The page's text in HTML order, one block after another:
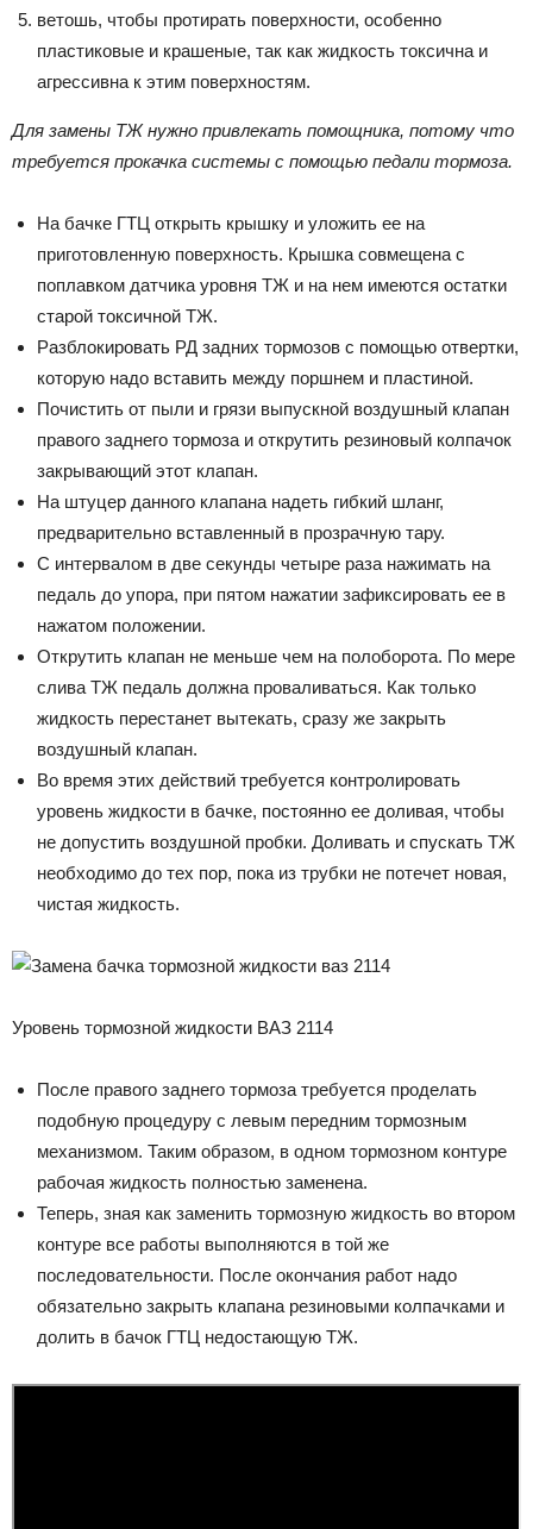
ветошь, чтобы протирать поверхности, особенно
пластиковые и крашеные, так как жидкость токсична и
агрессивна к этим поверхностям.
Для замены ТЖ нужно привлекать помощника, потому что
требуется прокачка системы с помощью педали тормоза.
На бачке ГТЦ открыть крышку и уложить ее на
приготовленную поверхность. Крышка совмещена с
поплавком датчика уровня ТЖ и на нем имеются остатки
старой токсичной ТЖ.
Разблокировать РД задних тормозов с помощью отвертки,
которую надо вставить между поршнем и пластиной.
Почистить от пыли и грязи выпускной воздушный клапан
правого заднего тормоза и открутить резиновый колпачок
закрывающий этот клапан.
На штуцер данного клапана надеть гибкий шланг,
предварительно вставленный в прозрачную тару.
С интервалом в две секунды четыре раза нажимать на
педаль до упора, при пятом нажатии зафиксировать ее в
нажатом положении.
Открутить клапан не меньше чем на полоборота. По мере
слива ТЖ педаль должна проваливаться. Как только
жидкость перестанет вытекать, сразу же закрыть
воздушный клапан.
Во время этих действий требуется контролировать
уровень жидкости в бачке, постоянно ее доливая, чтобы
не допустить воздушной пробки. Доливать и спускать ТЖ
необходимо до тех пор, пока из трубки не потечет новая,
чистая жидкость.
Уровень тормозной жидкости ВАЗ 2114
После правого заднего тормоза требуется проделать
подобную процедуру с левым передним тормозным
механизмом. Таким образом, в одном тормозном контуре
рабочая жидкость полностью заменена.
Теперь, зная как заменить тормозную жидкость во втором
контуре все работы выполняются в той же
последовательности. После окончания работ надо
обязательно закрыть клапана резиновыми колпачками и
долить в бачок ГТЦ недостающую ТЖ.